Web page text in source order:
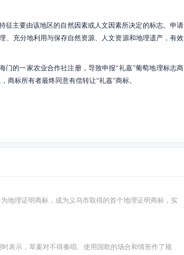
征主要由该地区的自然因素或人文因素所决定的标志。申请
、充分地利用与保存自然资源、人文资源和地理遗产，有效
门的一家农业合作社注册，导致申报“礼嘉”葡萄地理标志商
商标所有者最终同意有偿转让“礼嘉”商标。
地理证明商标，成为义乌市取得的首个地理证明商标，实
表示，草案对不得奏唱、使用国歌的场合和情形作了规